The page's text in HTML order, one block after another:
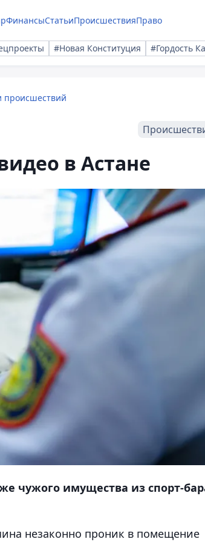
ФинансыСтатьиПроисшествияПраво
#Новая Конституция #Гордость
происшествий
в Астане
чужого имущества из спорт-
незаконно проник в помещение